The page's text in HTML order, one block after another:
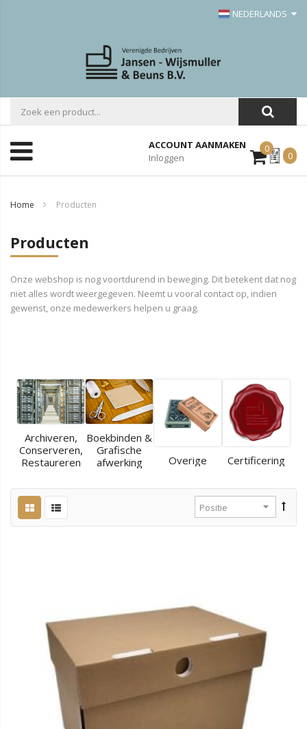
NEDERLANDS
ACCOUNT AANMAKEN
Inloggen
0Mijn
Offerte
0
Home Producten
Producten
Onze webshop is nog voortdurend in beweging. Dit betekent dat nog
niet alles wordt weergegeven. Neemt u vooral contact op, indien
gewenst, onze medewerkers helpen u graag.
Archiveren,
Conserveren,
Restaureren
Boekbinden &
Grafische
afwerking
Overige Certificering